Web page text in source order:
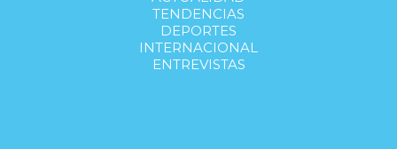
TENDENCIAS
DEPORTES
INTERNACIONAL
ENTREVISTAS